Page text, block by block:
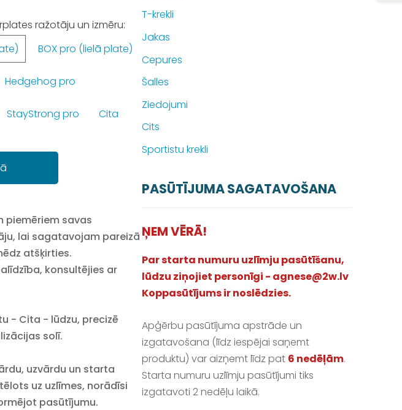
T-krekli
Jakas
Cepures
Šalles
Ziedojumi
Cits
Sportistu krekli
PASŪTĪJUMA SAGATAVOŠANA
ŅEM VĒRĀ!
Par starta numuru uzlīmju pasūtīšanu,
lūdzu ziņojiet personīgi - agnese@2w.lv
Koppasūtījums ir noslēdzies.
Apģērbu pasūtījuma apstrāde un
izgatavošana (līdz iespējai saņemt
produktu) var aizņemt līdz pat 6 nedēļām.
Starta numuru uzlīmju pasūtījumi tiks
izgatavoti 2 nedēļu laikā.
ražotāju un izmēru:
BOX pro (lielā plate)
Hedgehog pro
StayStrong pro Cita
piemēriem savas
lai sagatavojam pareizā
atšķirties.
konsultējies ar
- Cita - lūdzu, precizē
solī.
uzvārdu un starta
uz uzlīmes, norādīsi
pasūtījumu.